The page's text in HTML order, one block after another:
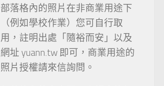
部落格內的照片在非商業用途下
（例如學校作業）您可自行取
用，註明出處「隨裕而安」以及
網址 yuann.tw 即可，商業用途的
照片授權請來信詢問。